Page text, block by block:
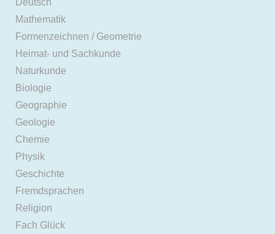
Mathematik
Formenzeichnen / Geometrie
Heimat- und Sachkunde
Naturkunde
Biologie
Geographie
Geologie
Chemie
Physik
Geschichte
Fremdsprachen
Religion
Fach Glück